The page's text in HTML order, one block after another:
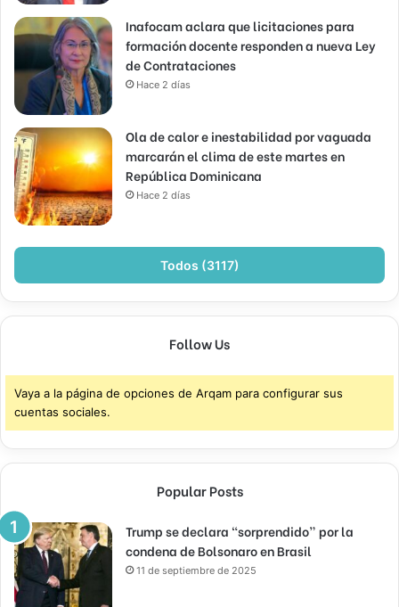
Inafocam aclara que licitaciones para
formación docente responden a nueva Ley
de Contrataciones
Hace 2 días
Ola de calor e inestabilidad por vaguada
marcarán el clima de este martes en
República Dominicana
Hace 2 días
Todos (3117)
Follow Us
Vaya a la página de opciones de Arqam para configurar sus
cuentas sociales.
Popular Posts
Trump se declara “sorprendido” por la
condena de Bolsonaro en Brasil
11 de septiembre de 2025